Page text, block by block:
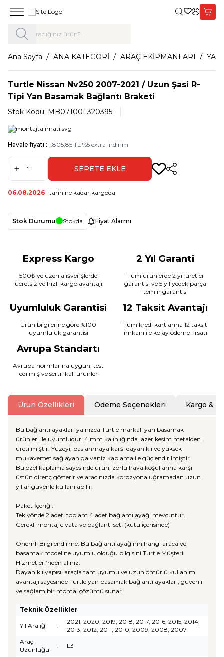
Giriş Yap,
Ana Sayfa ANA KATEGORİ ARAÇ EKİPMANLARI
Turtle Nissan Nv250 2007-2021 / Uzun Şasi R-
Tipi Yan Basamak Bağlantı Braketi
Stok Kodu: MB07100L320395
Havale fiyatı : 1.805,85 TL %5 extra indirim
SEPETE EKLE Paylaş
06.08.2026 tarihine kadar kargoda
Stok Durumu Stokda Fiyat Alarmı
Express Kargo
500₺ ve üzeri alışverişlerde
ücretsiz ve hızlı kargo avantajı
2 Yıl Garanti
Tüm ürünlerde 2 yıl üretici
garantisi ve 5 yıl yedek parça
temin garantisi
Uyumluluk Garantisi
Ürün bilgilerine göre %100
uyumluluk garantisi
12 Taksit Avantajı
Tüm kredi kartlarına 12 taksit
imkanı ile kolay ödeme fırsatı
Avrupa Standartı
Avrupa normlarına uygun, test
edilmiş ve sertifikalı ürünler
Ürün Özellikleri Ödeme Seçenekleri Kargo &
Bu bağlantı ayakları yalnızca Turtle markalı yan basamak
ürünleri ile uyumludur. 4 mm kalınlığında lazer kesim metalden
üretilmiştir. Yüzeyi, paslanmaya karşı dayanıklı ve yüksek
mukavemet sağlayan galvaniz kaplama ile güçlendirilmiştir.
Bu özel kaplama sayesinde ürün, zorlu hava koşullarına karşı
üstün direnç gösterir ve aracınızda korozyona uğramadan uzun
yıllar güvenle kullanılabilir.
Paket İçeriği:
Tek yönde 2 adet, toplam 4 adet bağlantı ayağı mevcuttur.
Gerekli montaj civata ve bağlantı seti (kutu içerisinde)
Önemli Bilgilendirme: Bu bağlantı ayağının hangi araca ve
basamak modeline uyumlu olduğu bilgisini Turtle Müşteri
Hizmetleri’nden alınız.
Dayanıklı yapısı, araçla tam uyumu ve uzun ömürlü kullanım
avantajı sayesinde Turtle yan basamak bağlantı ayakları, güvenli
ve sağlam bir montaj çözümü sunar.
Teknik Özellikler
Yıl Aralığı :
2021, 2020, 2019, 2018, 2017, 2016, 2015, 2014,
2013, 2012, 2011, 2010, 2009, 2008, 2007
Araç
Uzunluğu
: L3